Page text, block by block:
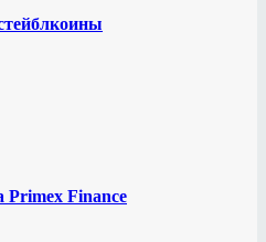
Primex Finance